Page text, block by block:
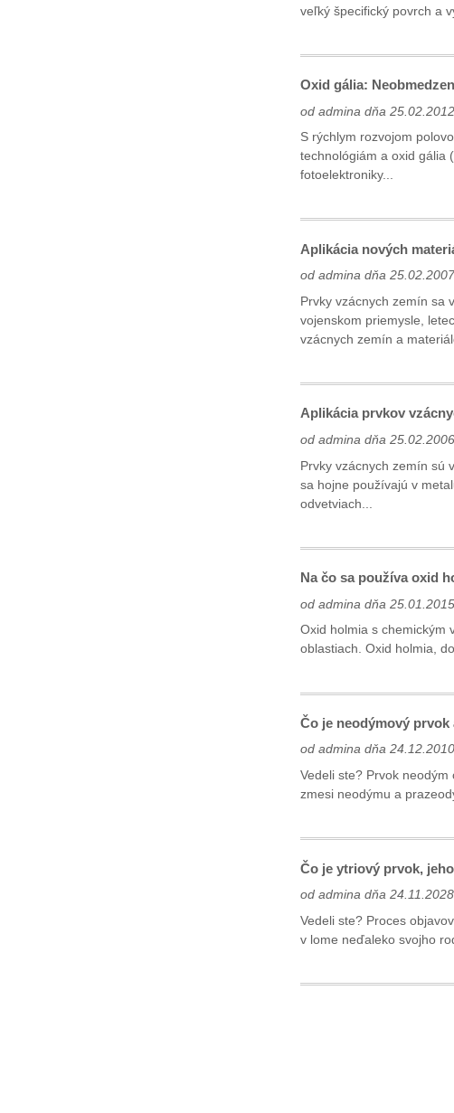
veľký špecifický povrch a
Oxid gália:
od admina dňa 25.02.2012
S rýchlym rozvojom
technológiám a oxid gália
fotoelektroniky...
Aplikácia nových
od admina dňa 25.02.2007
Prvky vzácnych zemín sa
vojenskom priemysle,
vzácnych zemín a
Aplikácia prvkov
od admina dňa 25.02.2006
Prvky vzácnych zemín sú
sa hojne používajú v
odvetviach...
Na čo sa používa oxid
od admina dňa 25.01.2015
Oxid holmia s chemickým
oblastiach. Oxid holmia,
Čo je neodýmový
od admina dňa 24.12.2010
Vedeli ste? Prvok
zmesi neodýmu a
Čo je ytriový prvok,
od admina dňa 24.11.2028
Vedeli ste? Proces
v lome neďaleko svojho